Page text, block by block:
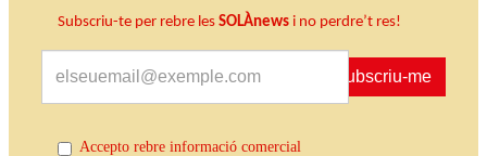
Subscriu-te per rebre les SOLÀnews i no perdre’t res!
Subscriu-me
Accepto rebre informació comercial